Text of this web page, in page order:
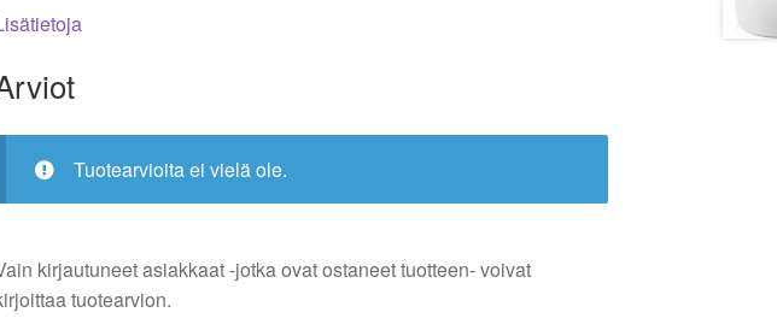
Tuotearvioita ei vielä ole.
kirjautuneet asiakkaat -jotka ovat ostaneet tuotteen- voivat
tuotearvion.